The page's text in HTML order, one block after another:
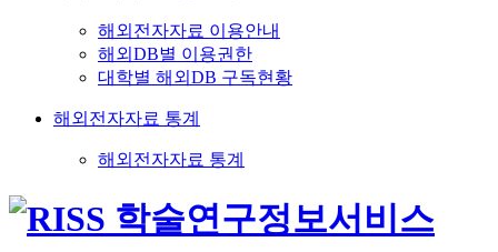
해외전자자료 이용안내
해외DB별 이용권한
대학별 해외DB 구독현황
해외전자자료 통계
해외전자자료 통계